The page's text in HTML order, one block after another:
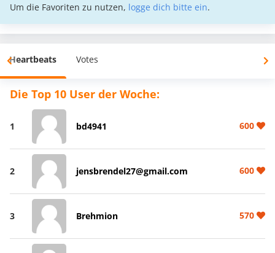
Um die Favoriten zu nutzen, logge dich bitte ein.
Heartbeats Votes
Die Top 10 User der Woche:
1 bd4941 600
2 jensbrendel27@gmail.com 600
3 Brehmion 570